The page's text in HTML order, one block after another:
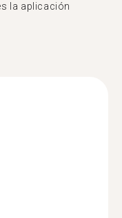
la aplicación